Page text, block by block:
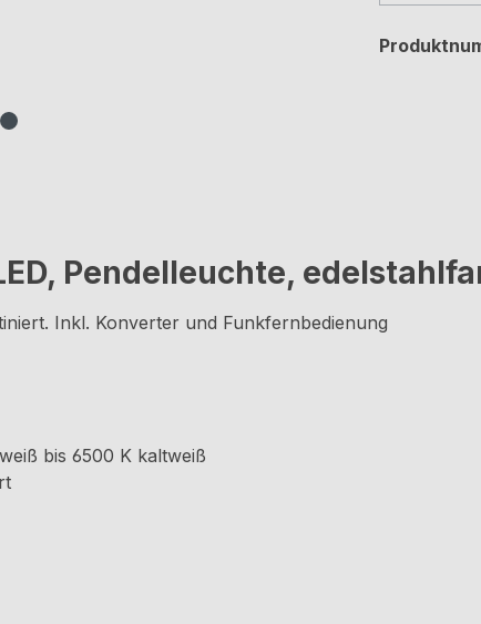
Pendelleuchte,
Inkl. Konverter und Funkfernbedienung
bis 6500 K kaltweiß